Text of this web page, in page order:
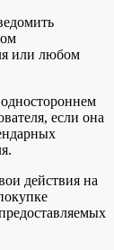
или любом
если она
действия на